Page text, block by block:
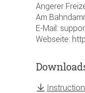
Angerer
Am
E-Mail:
Webseite: